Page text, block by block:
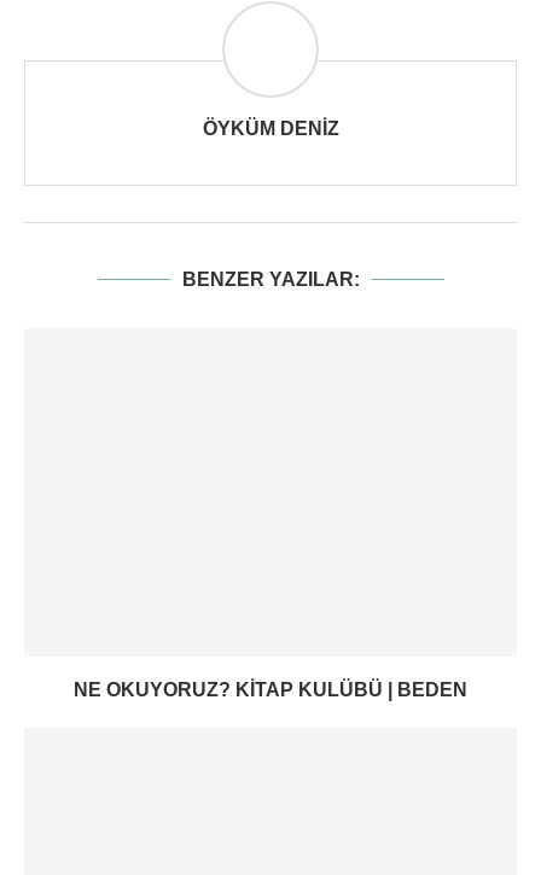
ÖYKÜM DENIZ
BENZER YAZILAR:
NE OKUYORUZ? KITAP KULÜBÜ | BEDEN